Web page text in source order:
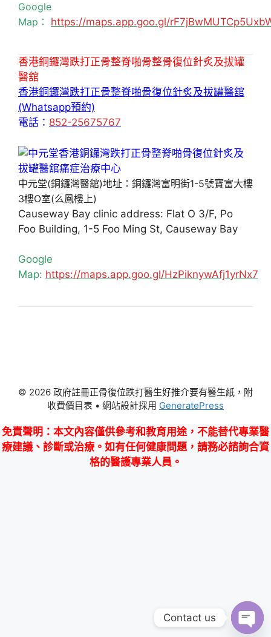
Google
Map： https://maps.app.goo.gl/
香港銅鑼灣跌打正骨整脊啪骨整骨復位針炙及拔罐
醫舘
香港銅鑼灣跌打正骨整脊啪骨復位針炙及拔罐醫舘
(Whatsapp預約)
電話： 852-25675767
中元堂(銅鑼灣醫舘)地址：銅鑼灣富明街1-5號寶富大樓
3樓O室(么鳳樓上)
Causeway Bay clinic address: Flat O 3/F, Po
Foo Building, 1-5 Foo Ming St, Causeway Bay
Google
Map: https://maps.app.goo.gl/HzPiknywAfj1yrNx7
© 2026 政府註冊正骨復位跌打醫生好推介要有醫生紙，附
收費價目表 • 網站設計採用 GeneratePress
免責聲明 ：本文內容僅供參考和教育用途，不能替代專業醫
療建議、診斷或治療。如有任何健康問題，請務必諮詢合資
格的醫護專業人員。
Contact us